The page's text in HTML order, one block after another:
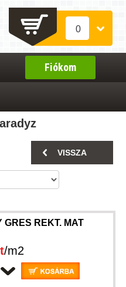
0
Fiókom
VISSZA
GRES REKT. MAT
/m2